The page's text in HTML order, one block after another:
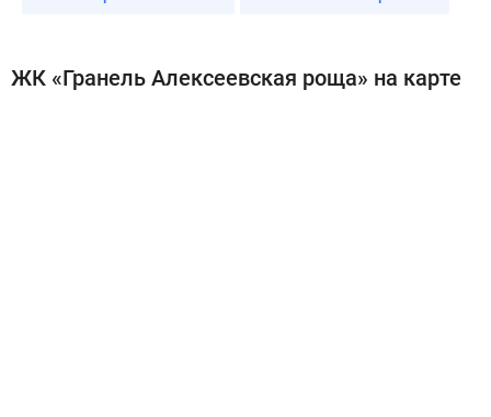
ЖК «Гранель Алексеевская роща» на карте